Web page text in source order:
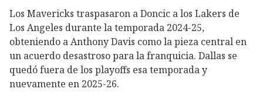
Los Mavericks traspasaron a Doncic a los Lakers de
Los Angeles durante la temporada 2024-25,
obteniendo a Anthony Davis como la pieza central en
un acuerdo desastroso para la franquicia. Dallas se
quedó fuera de los playoffs esa temporada y
nuevamente en 2025-26.